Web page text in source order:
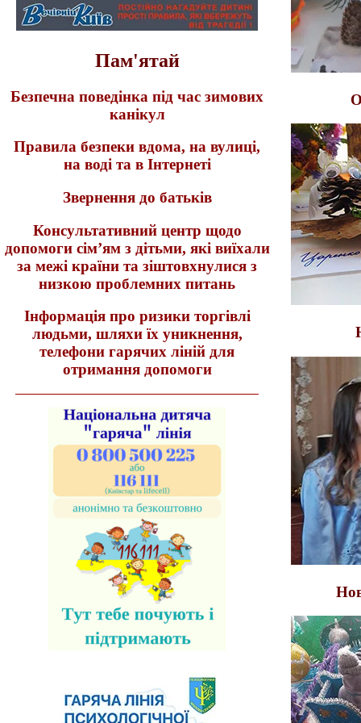
Пам'ятай
Безпечна поведінка під час зимових
канікул
Правила безпеки вдома, на вулиці,
на воді та в Інтернеті
Звернення до батьків
Консультативний центр щодо
допомоги сім’ям з дітьми, які виїхали
за межі країни та зіштовхнулися з
низкою проблемних питань
Інформація про ризики торгівлі
людьми, шляхи їх уникнення,
телефони гарячих ліній для
отримання допомоги